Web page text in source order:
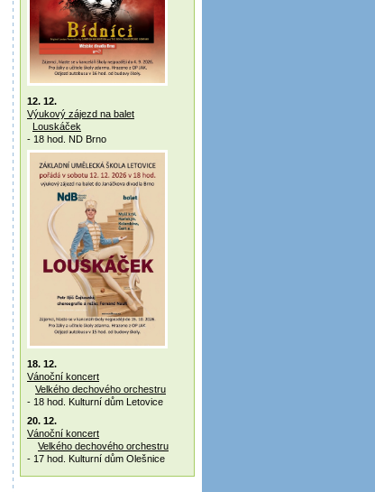
12. 12.
Výukový zájezd na balet
Louskáček
- 18 hod. ND Brno
18. 12.
Vánoční koncert
Velkého dechového orchestru
- 18 hod. Kulturní dům Letovice
20. 12.
Vánoční koncert
Velkého dechového orchestru
- 17 hod. Kulturní dům Olešnice